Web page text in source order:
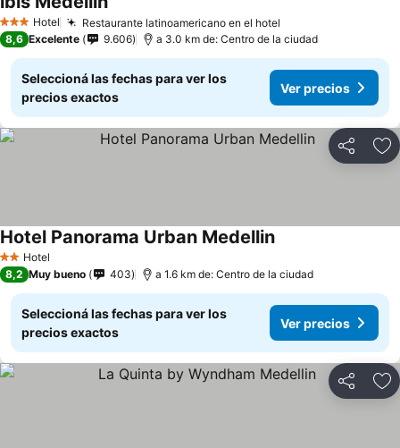
3 Estrellas
Hotel Restaurante latinoamericano en el hotel
8,6 Excelente 9.606 a 3.0 km de: Centro de la ciudad
Seleccioná las fechas para ver los
precios exactos
Ver precios
Compartir
2 Estrellas
Hotel
Hotel Panorama Urban Medellin
8,2 Muy bueno 403 a 1.6 km de: Centro de la ciudad
Seleccioná las fechas para ver los
precios exactos
Ver precios
Compartir